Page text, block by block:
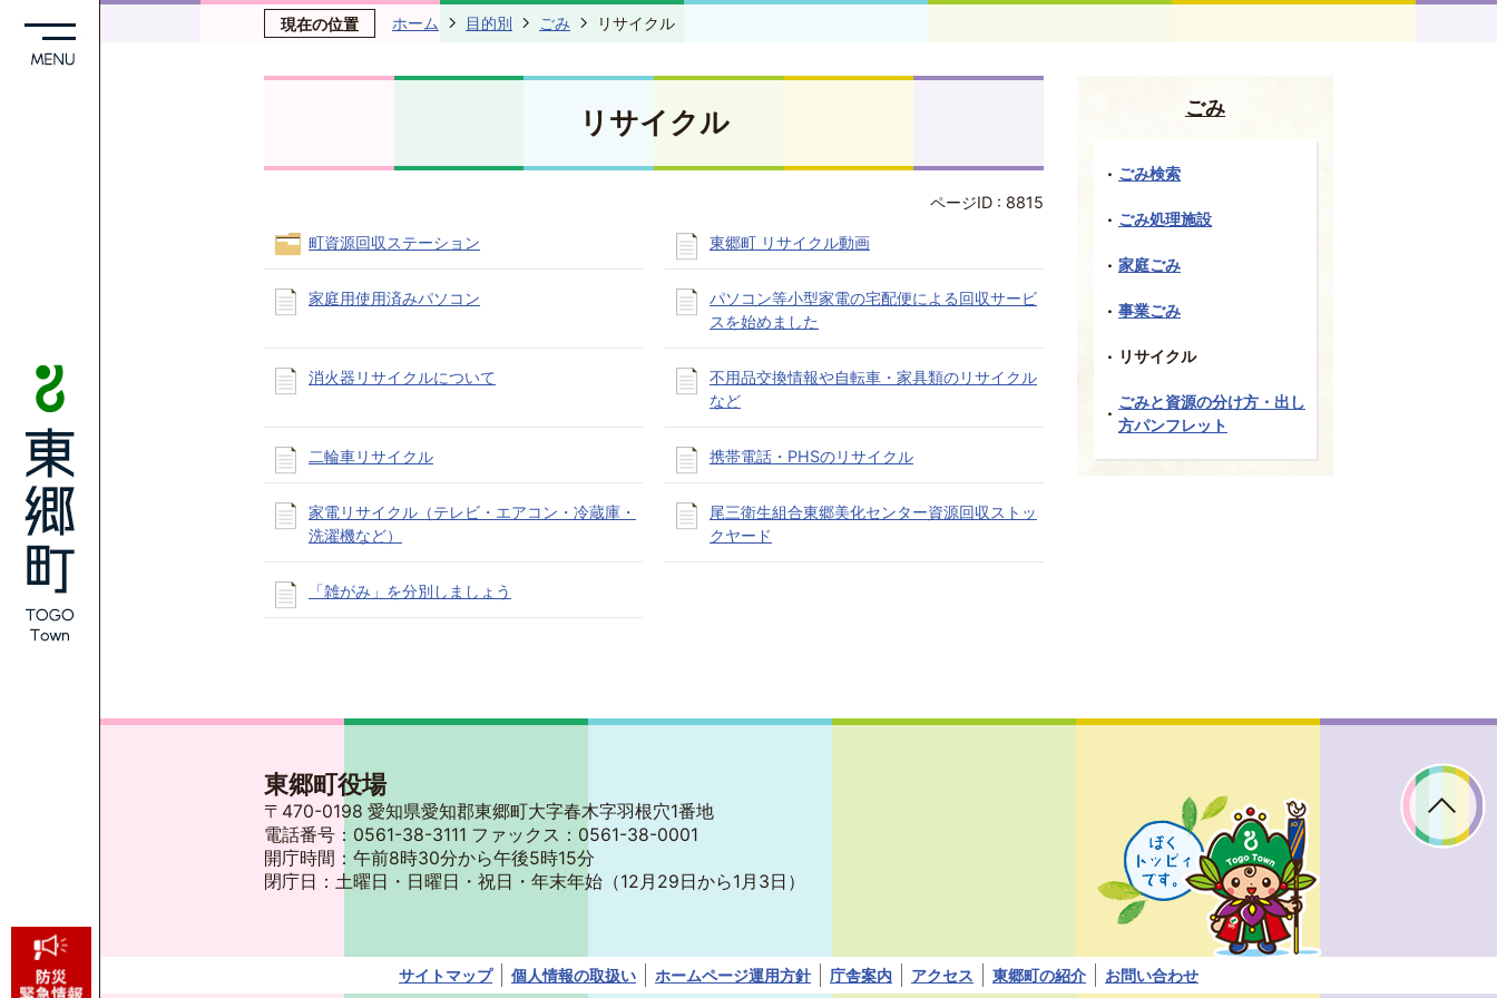
現在の位置 ホーム 目的別 ごみ リサイクル
リサイクル
ページID : 8815
町資源回収ステーション 東郷町 リサイクル動画
家庭用使用済みパソコン
パソコン等小型家電の宅配便による回収サービ
スを始めました
消火器リサイクルについて
不用品交換情報や自転車・家具類のリサイクル
など
二輪車リサイクル 携帯電話・PHSのリサイクル
家電リサイクル（テレビ・エアコン・冷蔵庫・
洗濯機など）
尾三衛生組合東郷美化センター資源回収ストッ
クヤード
「雑がみ」を分別しましょう
ごみ
ごみ検索
ごみ処理施設
家庭ごみ
事業ごみ
リサイクル
ごみと資源の分け方・出し
方パンフレット
東郷町役場
〒470-0198 愛知県愛知郡東郷町大字春木字羽根穴1番地
電話番号：0561-38-3111 ファックス：0561-38-0001
開庁時間：午前8時30分から午後5時15分
閉庁日：土曜日・日曜日・祝日・年末年始 （12月29日から1月3日）
ッ
ピ
す。
サイトマップ 個人情報の取扱い ホームページ運用方針 庁舎案内 アクセス 東郷町の紹介 お問い合わせ